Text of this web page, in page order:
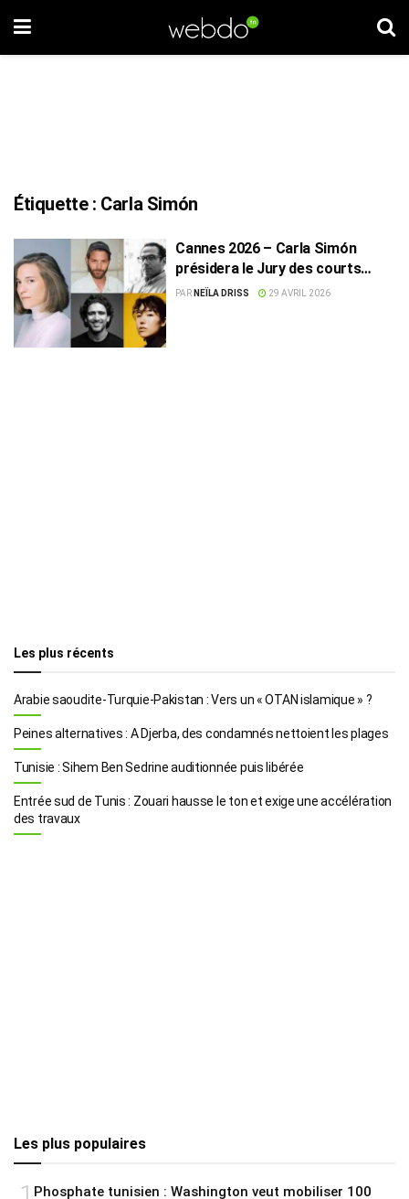
Étiquette : Carla Simón
Cannes 2026 – Carla Simón
présidera le Jury des courts
métrages et de La Cinef
PAR NEÏLA DRISS 29 AVRIL 2026
Les plus récents
Arabie saoudite-Turquie-Pakistan : Vers un « OTAN islamique » ?
Peines alternatives : A Djerba, des condamnés nettoient les plages
Tunisie : Sihem Ben Sedrine auditionnée puis libérée
Entrée sud de Tunis : Zouari hausse le ton et exige une accélération
des travaux
Les plus populaires
Phosphate tunisien : Washington veut mobiliser 100